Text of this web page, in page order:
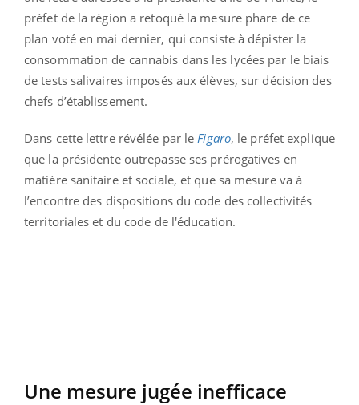
préfet de la région a retoqué la mesure phare de ce
plan voté en mai dernier, qui consiste à dépister la
consommation de cannabis dans les lycées par le biais
de tests salivaires imposés aux élèves, sur décision des
chefs d’établissement.
Dans cette lettre révélée par le Figaro, le préfet explique
que la présidente outrepasse ses prérogatives en
matière sanitaire et sociale, et que sa mesure va à
l’encontre des dispositions du code des collectivités
territoriales et du code de l'éducation.
Une mesure jugée inefficace